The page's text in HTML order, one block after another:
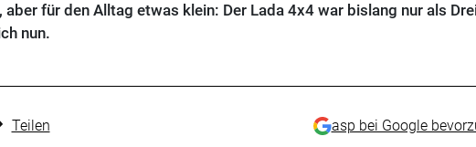
für den Alltag etwas klein: Der Lada 4x4 war bislang nur als
nun.
Teilen asp bei Google